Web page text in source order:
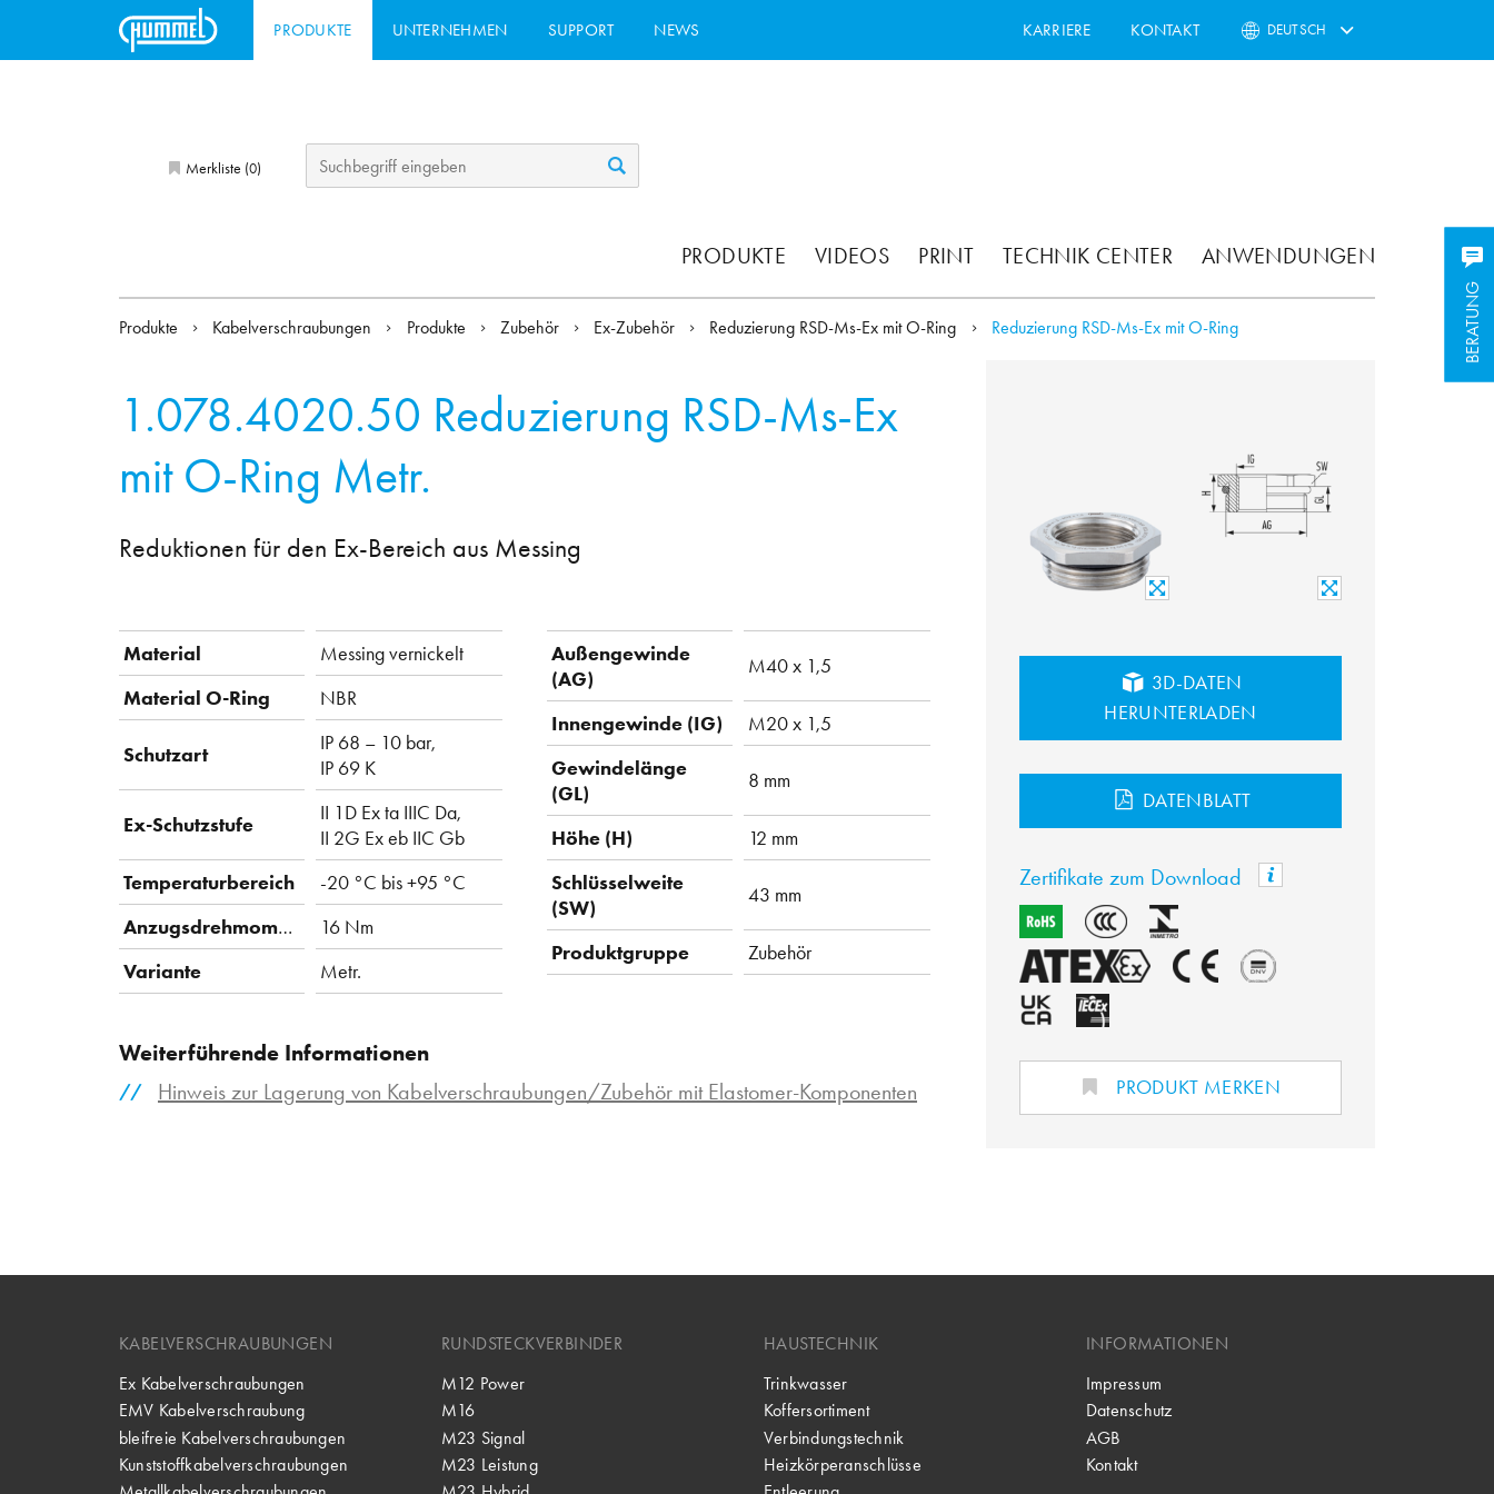
PRODUKTE UNTERNEHMEN SUPPORT NEWS KARRIERE KONTAKT DEUTSCH
Merkliste (0)
PRODUKTE VIDEOS PRINT TECHNIK CENTER ANWENDUNGEN
BERATUNG
BERATUNG
Produkte Kabelverschraubungen Produkte Zubehör Ex-Zubehör Reduzierung RSD-Ms-Ex mit O-Ring Reduzierung RSD-Ms-Ex mit O-Ring
1.078.4020.50 Reduzierung RSD-Ms-Ex
mit O-Ring Metr.
Reduktionen für den Ex-Bereich aus Messing
Material
Messing vernickelt
Material O-Ring
NBR
Schutzart
IP 68 – 10 bar,
IP 69 K
Ex-Schutzstufe
II 1D Ex ta IIIC Da,
II 2G Ex eb IIC Gb
Temperaturbereich
-20 °C bis +95 °C
Anzugsdrehmoment
16 Nm
Variante
Metr.
Außengewinde
(AG)
M40 x 1,5
Innengewinde (IG)
M20 x 1,5
Gewindelänge
(GL)
8 mm
Höhe (H)
12 mm
Schlüsselweite
(SW)
43 mm
Produktgruppe Zubehör
Weiterführende Informationen
Hinweis zur Lagerung von Kabelverschraubungen/Zubehör mit Elastomer-Komponenten
3D-DATEN
HERUNTERLADEN
DATENBLATT
Zertifikate zum Download
PRODUKT MERKEN
KABELVERSCHRAUBUNGEN
Ex Kabelverschraubungen
EMV Kabelverschraubung
bleifreie Kabelverschraubungen
Kunststoffkabelverschraubungen
RUNDSTECKVERBINDER
M12 Power
M16
M23 Signal
M23 Leistung
HAUSTECHNIK
Trinkwasser
Koffersortiment
Verbindungstechnik
Heizkörperanschlüsse
INFORMATIONEN
Impressum
Datenschutz
AGB
Kontakt